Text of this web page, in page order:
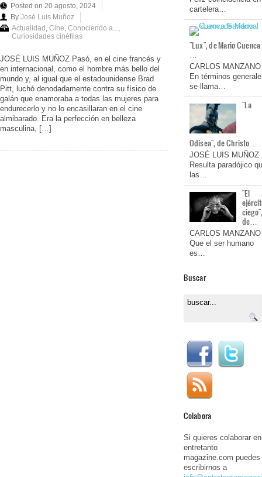
Posted on 20 agosto, 2024
By José Luis Muñoz
Actualidad, Cine, Conociendo a...,
Curiosidades cinéfilas
JOSÉ LUIS MUÑOZ Pasó, en el cine francés y
en internacional, como el hombre más bello del
mundo y, al igual que el estadounidense Brad
Pitt, luchó denodadamente contra su físico de
galán que enamoraba a todas las mujeres para
endurecerlo y no lo encasillaran en el cine
almibarado. Era la perfección en belleza
masculina, […]
cartelera…
"Lux", de Mario Cuenca
…
CARLOS MANZANO
En términos
se llama…
"La
Odisea", de Christo…
JOSÉ LUIS MUÑOZ
Resulta paradójico
las…
"El
de…
CARLOS MANZANO
Que el ser humano
es…
Buscar
Colabora
Si quieres colaborar en
entretanto
magazine.com puedes
escribirnos a